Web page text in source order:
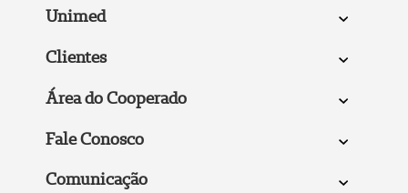
Unimed
Clientes
Área do Cooperado
Fale Conosco
Comunicação